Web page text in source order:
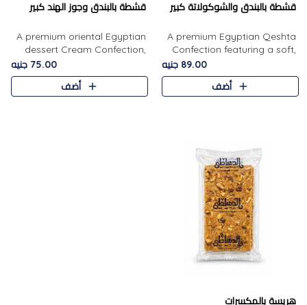
قشطة بالبندق والشوكولاتة كبير
A premium Egyptian Qeshta
Confection featuring a soft,
creamy texture paired with a
rich layer of premium
chocolate and the distinctive
89.00 جنيه
أضف
قشطة بالبندق وجوز الهند كبير
A premium oriental Egyptian
dessert Cream Confection,
featuring a soft, creamy
texture and the distinctive
flavor of roasted hazelnuts.
75.00 جنيه
أضف
هريسة بالمكسرات